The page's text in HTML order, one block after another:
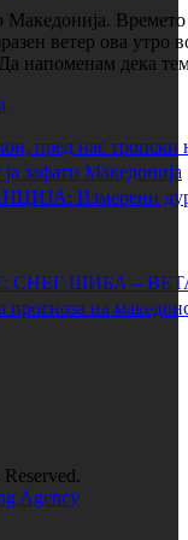
Времето
ветер ова
напоменам дека
пред нас тропски
зафати Македонија
Измерени дури
СНЕГ ШИБА –
прогноза на
Agency